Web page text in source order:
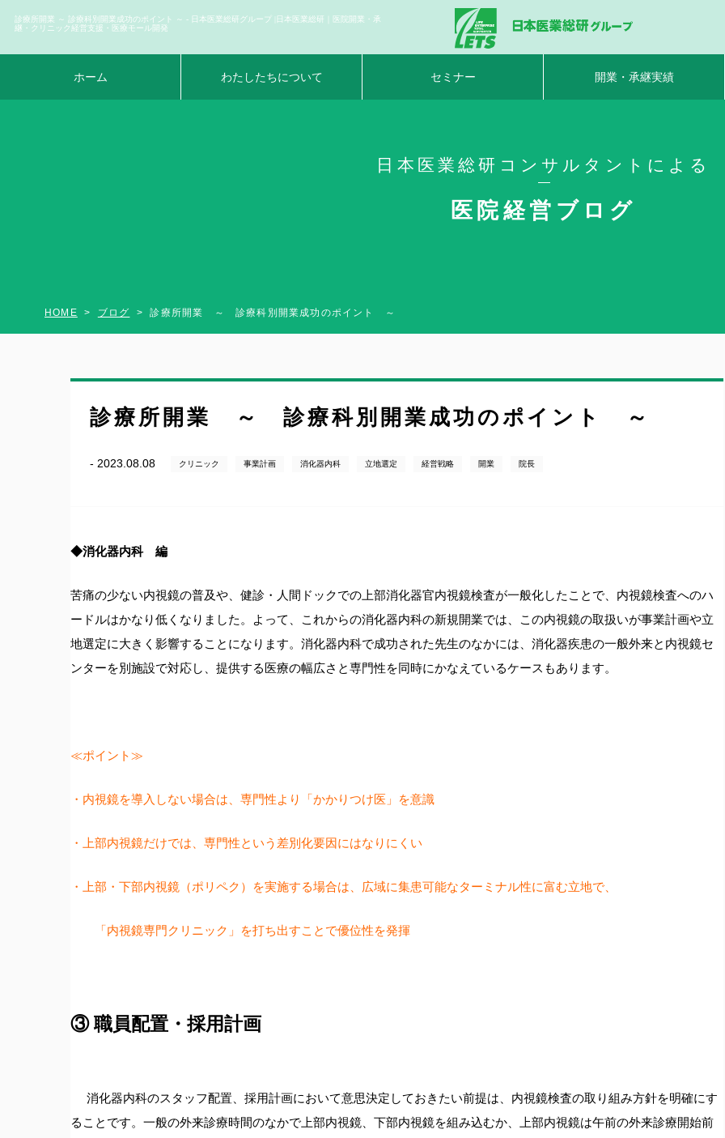
診療所開業 ～ 診療科別開業成功のポイント ～ - 日本医業総研グループ |日本医業総研｜医院開業・承
継・クリニック経営支援・医療モール開発
ホーム わたしたちについて セミナー 開業・承継実績
日本医業総研コンサルタントによる
医院経営ブログ
HOME ブログ 診療所開業 ～ 診療科別開業成功のポイント ～
診療所開業 ～ 診療科別開業成功のポイント ～
- 2023.08.08 クリニック 事業計画 消化器内科 立地選定 経営戦略 開業 院長
◆消化器内科 編
苦痛の少ない内視鏡の普及や、健診・人間ドックでの上部消化器官内視鏡検査が一般化したことで、内視鏡検査へのハ
ードルはかなり低くなりました。よって、これからの消化器内科の新規開業では、この内視鏡の取扱いが事業計画や立
地選定に大きく影響することになります。消化器内科で成功された先生のなかには、消化器疾患の一般外来と内視鏡セ
ンターを別施設で対応し、提供する医療の幅広さと専門性を同時にかなえているケースもあります。
≪ポイント≫
・内視鏡を導入しない場合は、専門性より「かかりつけ医」を意識
・上部内視鏡だけでは、専門性という差別化要因にはなりにくい
・上部・下部内視鏡（ポリペク）を実施する場合は、広域に集患可能なターミナル性に富む立地で、
「内視鏡専門クリニック」を打ち出すことで優位性を発揮
③ 職員配置・採用計画
消化器内科のスタッフ配置、採用計画において意思決定しておきたい前提は、内視鏡検査の取り組み方針を明確にす
ることです。一般の外来診療時間のなかで上部内視鏡、下部内視鏡を組み込むか、上部内視鏡は午前の外来診療開始前